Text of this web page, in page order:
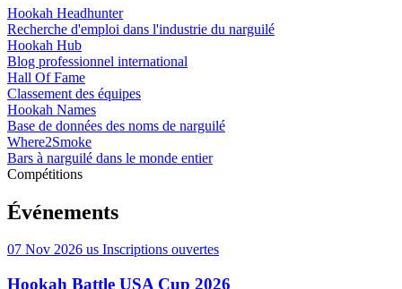
Hookah Headhunter
Recherche d'emploi dans l'industrie du narguilé
Hookah Hub
Blog professionnel international
Hall Of Fame
Classement des équipes
Hookah Names
Base de données des noms de narguilé
Where2Smoke
Bars à narguilé dans le monde entier
Compétitions
Événements
07 Nov 2026 us Inscriptions ouvertes
Hookah Battle USA Cup 2026